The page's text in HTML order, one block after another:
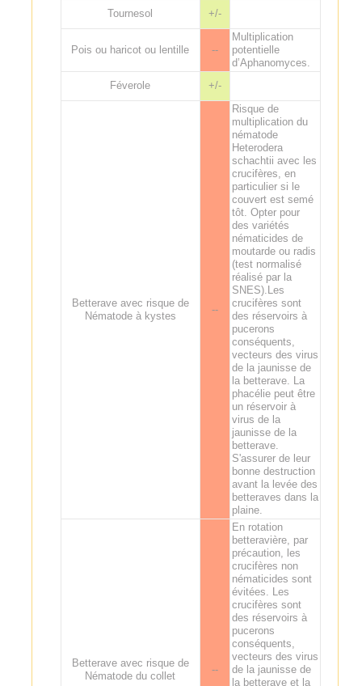
Tournesol +/-
Pois ou haricot ou lentille --
Multiplication
potentielle
d’Aphanomyces.
Féverole
+/-
Betterave avec risque de
Nématode à kystes
--
Risque de
multiplication du
nématode
Heterodera
schachtii avec les
crucifères, en
particulier si le
couvert est semé
tôt. Opter pour
des variétés
nématicides de
moutarde ou radis
(test normalisé
réalisé par la
SNES).Les
crucifères sont
des réservoirs à
pucerons
conséquents,
vecteurs des virus
de la jaunisse de
la betterave. La
phacélie peut être
un réservoir à
virus de la
jaunisse de la
betterave.
S'assurer de leur
bonne destruction
avant la levée des
betteraves dans la
plaine.
Betterave avec risque de
Nématode du collet
--
En rotation
betteravière, par
précaution, les
crucifères non
nématicides sont
évitées. Les
crucifères sont
des réservoirs à
pucerons
conséquents,
vecteurs des virus
de la jaunisse de
la betterave et la